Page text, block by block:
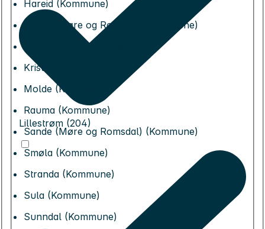
Hareid (Kommune)
Herøy (Møre og Romsdal) (Kommune)
Hustadvika (Kommune)
Kristiansund (Kommune)
Molde (Kommune)
Rauma (Kommune)
Sande (Møre og Romsdal) (Kommune)
Smøla (Kommune)
Stranda (Kommune)
Sula (Kommune)
Sunndal (Kommune)
Lillestrøm (204)